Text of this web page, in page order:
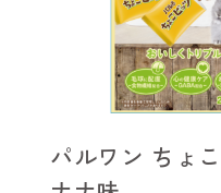
パルワン ちょ